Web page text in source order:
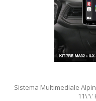
Sistema Multimediale
11\'\'